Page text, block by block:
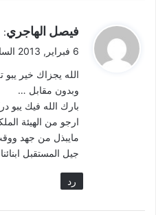
ي
ق
ل
فيصل الهاجري:
6 فبراير, 2013 الساعة 11:49 م
الله يجزاك خير
وبدون مقابل …
بارك الله فيك يبو
ارجو من الهيئة
مايبذل من جهد
جيل المستقبل
رد